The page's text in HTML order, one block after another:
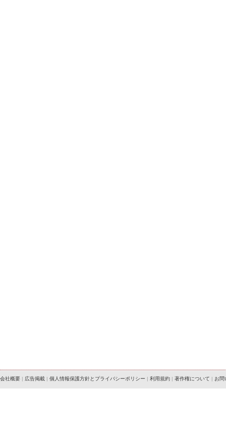
会社概要 | 広告掲載 | 個人情報保護方針とプライバシーポリシー | 利用規約 | 著作権について | お問